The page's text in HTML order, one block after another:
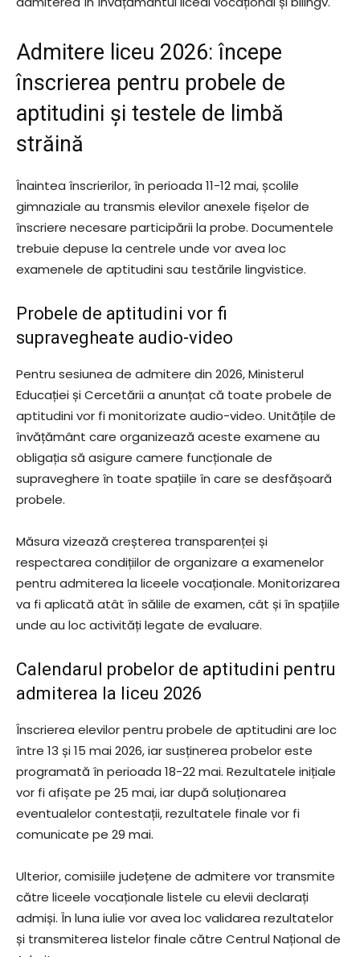
Admitere liceu 2026: începe
înscrierea pentru probele de
aptitudini și testele de limbă
străină
Înaintea înscrierilor, în perioada 11-12 mai, școlile
gimnaziale au transmis elevilor anexele fișelor de
înscriere necesare participării la probe. Documentele
trebuie depuse la centrele unde vor avea loc
examenele de aptitudini sau testările lingvistice.
Probele de aptitudini vor fi
supravegheate audio-video
Pentru sesiunea de admitere din 2026,Ministerul
Educației și Cercetăriia anunțat că toate probele de
aptitudini vor fi monitorizate audio-video. Unitățile de
învățământ care organizează aceste examene au
obligația să asigure camere funcționale de
supraveghere în toate spațiile în care se desfășoară
probele.
Măsura vizează creșterea transparenței și
respectarea condițiilor de organizare a examenelor
pentru admiterea la liceele vocaționale. Monitorizarea
va fi aplicată atât în sălile de examen, cât și în spațiile
unde au loc activități legate de evaluare.
Calendarul probelor de aptitudini pentru
admiterea la liceu 2026
Înscrierea elevilor pentru probele de aptitudini are loc
între 13 și 15 mai 2026, iar susținerea probelor este
programată în perioada 18-22 mai. Rezultatele inițiale
vor fi afișate pe 25 mai, iar după soluționarea
eventualelor contestații, rezultatele finale vor fi
comunicate pe 29 mai.
Ulterior, comisiile județene de admitere vor transmite
către liceele vocaționale listele cu elevii declarați
admiși. În luna iulie vor avea loc validarea rezultatelor
și transmiterea listelor finale către Centrul Național de